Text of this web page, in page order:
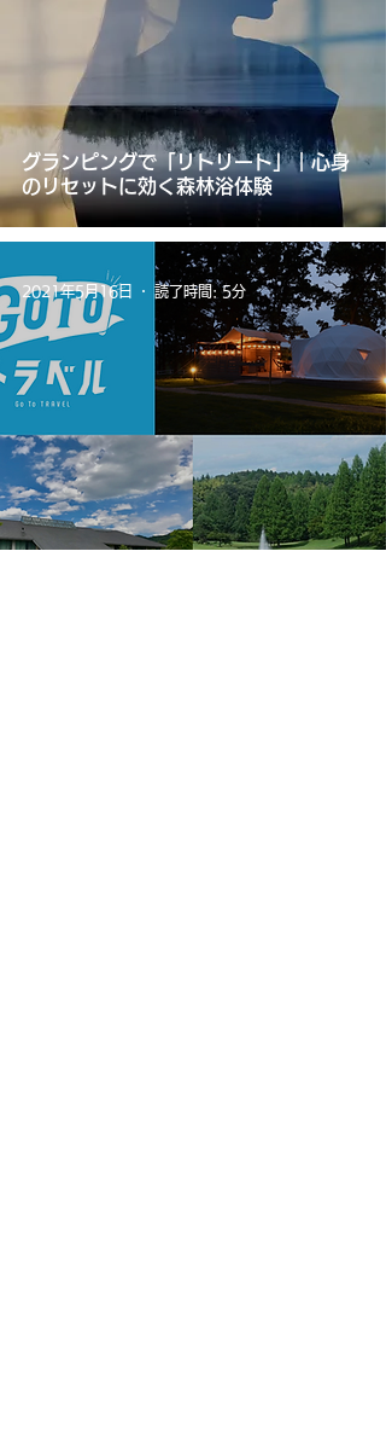
グランピングで「リトリート」｜心身
のリセットに効く森林浴体験
2021年5月16日 読了時間: 5分